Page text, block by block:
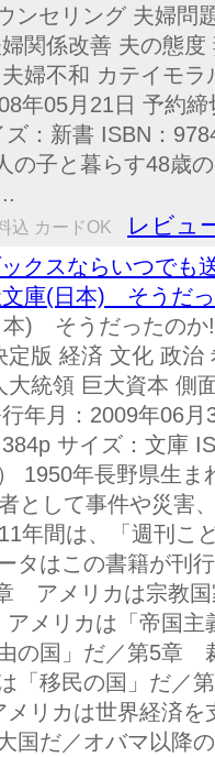
ンセリング 夫婦問
関係改善 夫の態
婦不和 カテイモ
年05月21日 予約
：新書 ISBN：
の子と暮らす48歳
込 カードOK レビュ
ックスならいつで
文庫(日本) そうだ
) そうだったのか
定版 経済 文化 政
大統領 巨大資本 側
年月：2009年06
サイズ：文庫
1950年長野県生
として事件や災害
年間は、「週刊こ
タはこの書籍が刊
アメリカは宗教
メリカは「帝国
由の国」だ／第5章
「移民の国」だ／
リカは世界経済
国だ／オバマ以降